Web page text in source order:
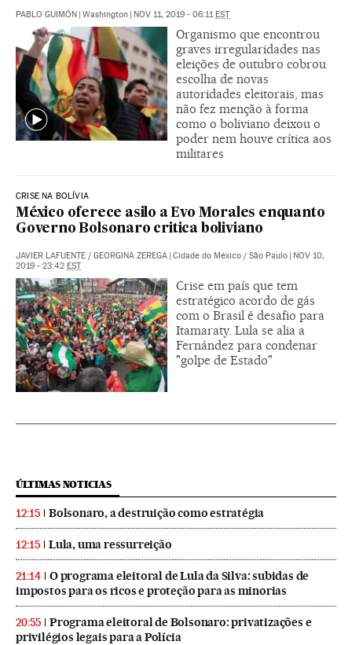
PABLO GUIMÓN | Washington | NOV 11, 2019 - 06:11EST
Organismo que encontrou
graves irregularidades nas
eleições de outubro cobrou
escolha de novas
autoridades eleitorais, mas
não fez menção à forma
como o boliviano deixou o
poder nem houve crítica aos
militares
CRISE NA BOLÍVIA
México oferece asilo a Evo Morales enquanto
Governo Bolsonaro critica boliviano
JAVIER LAFUENTE / GEORGINA ZEREGA | Cidade do México / São Paulo | NOV 10,
2019 - 23:42 EST
Crise em país que tem
estratégico acordo de gás
com o Brasil é desafio para
Itamaraty. Lula se alia a
Fernández para condenar
"golpe de Estado"
ÚLTIMAS NOTICIAS
12:15 Bolsonaro, a destruição como estratégia
12:15 Lula, uma ressurreição
21:14
O programa eleitoral de Lula da Silva: subidas de
impostos para os ricos e proteção para as minorias
20:55
Programa eleitoral de Bolsonaro: privatizações e
privilégios legais para a Polícia